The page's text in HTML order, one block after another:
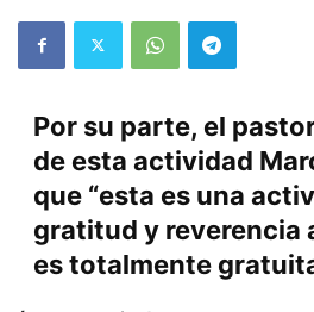
Por su parte, el
de esta actividad
que “esta es una
gratitud y reverencia
es totalmente